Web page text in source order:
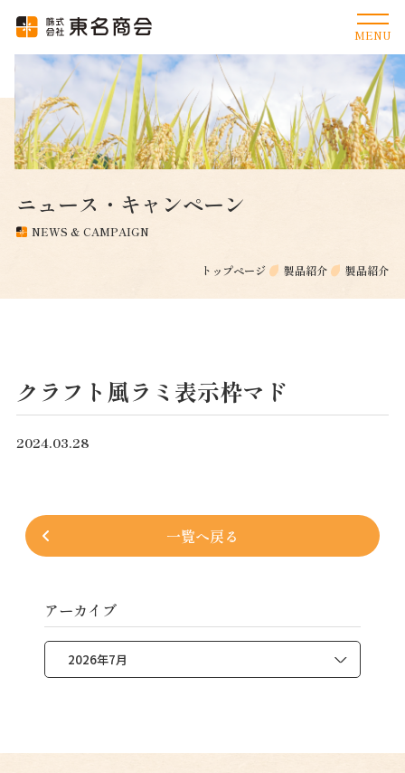
ニュース・キャンペーン
NEWS & CAMPAIGN
トップページ 製品紹介 製品紹介
クラフト風ラミ表示枠マド
2024.03.28
一覧へ戻る
アーカイブ